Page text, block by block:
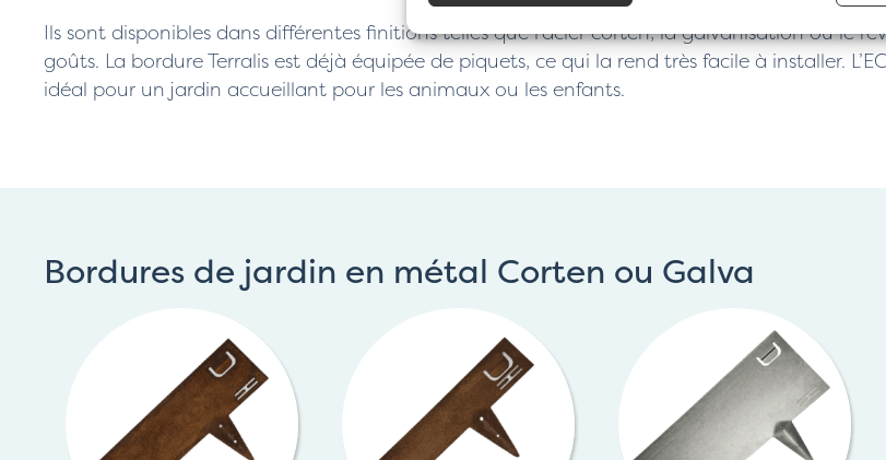
Ils sont disponibles dans différentes finitions telles que l’acier corten, la galvanisation ou le
goûts. La bordure Terralis est déjà équipée de piquets, ce qui la rend très facile à installer.
idéal pour un jardin accueillant pour les animaux ou les enfants.
Bordures de jardin en métal Corten ou Galva